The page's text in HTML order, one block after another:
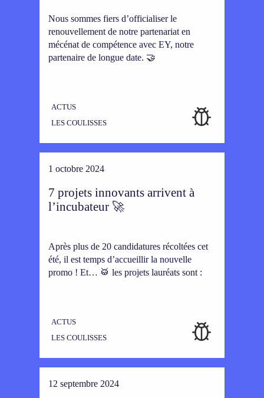
Nous sommes fiers d’officialiser le
renouvellement de notre partenariat en
mécénat de compétence avec EY, notre
partenaire de longue date. 🤝
ACTUS
LES COULISSES
1 octobre 2024
7 projets innovants arrivent à
l’incubateur 🚀
Après plus de 20 candidatures récoltées cet
été, il est temps d’accueillir la nouvelle
promo ! Et… 🥁 les projets lauréats sont :
ACTUS
LES COULISSES
12 septembre 2024